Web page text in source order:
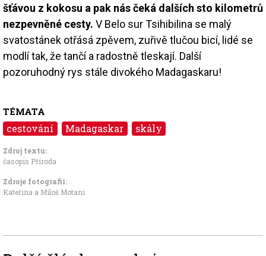
šťávou z kokosu a pak nás čeká dalších sto kilometrů
nezpevněné cesty. V Belo sur Tsihibilina se malý
svatostánek otřásá zpěvem, zuřivě tlučou bicí, lidé se
modlí tak, že tančí a radostně tleskají. Další
pozoruhodný rys stále divokého Madagaskaru!
TÉMATA
cestování Madagaskar skály
Zdroj textu:
časopis Příroda
Zdroje fotografii:
Kateřina a Miloš Motani